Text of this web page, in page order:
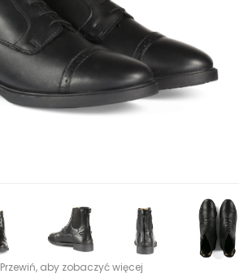
Przewiń, aby zobaczyć więcej